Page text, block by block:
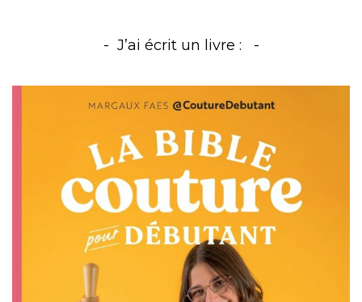
J’ai écrit un livre :